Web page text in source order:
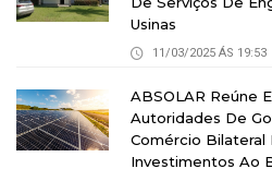
Usinas
11/03/2025 ÁS 19:53
ABSOLAR Reúne
Autoridades De
Comércio Bilateral
Investimentos Ao